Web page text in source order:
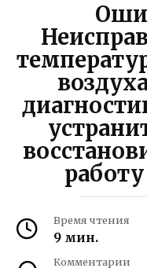
Время чтения
9 мин.
Комментарии